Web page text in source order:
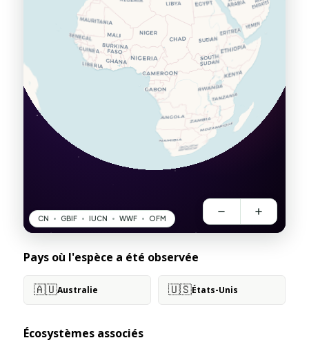
Pays où l'espèce a été observée
🇦🇺Australie 🇺🇸États-Unis
Écosystèmes associés